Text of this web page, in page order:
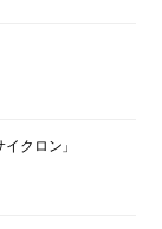
クロン」